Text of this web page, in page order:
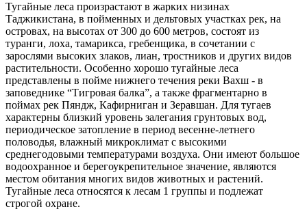
Тугайные леса произрастают в жарких низинах
Таджикистана, в пойменных и дельтовых участках рек, на
островах, на высотах от 300 до 600 метров, состоят из
туранги, лоха, тамарикса, гребенщика, в сочетании с
зарослями высоких злаков, лиан, тростников и других видов
растительности. Особенно хорошо тугайные леса
представлены в пойме нижнего течения реки Вахш - в
заповеднике “Тигровая балка”, а также фрагментарно в
поймах рек Пяндж, Кафирниган и Зеравшан. Для тугаев
характерны близкий уровень залегания грунтовых вод,
периодическое затопление в период весенне-летнего
половодья, влажный микроклимат с высокими
среднегодовыми температурами воздуха. Они имеют большое
водоохранное и берегоукрепительное значение, являются
местом обитания многих видов животных и растений.
Тугайные леса относятся к лесам 1 группы и подлежат
строгой охране.